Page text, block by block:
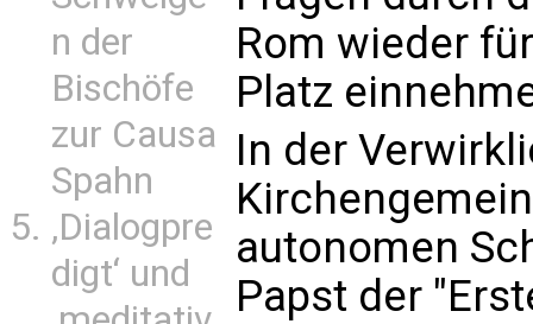
n der
Bischöfe
zur Causa
Spahn
‚Dialogpre
digt‘ und
Rom wieder
Platz
In der
autonomen
Papst der